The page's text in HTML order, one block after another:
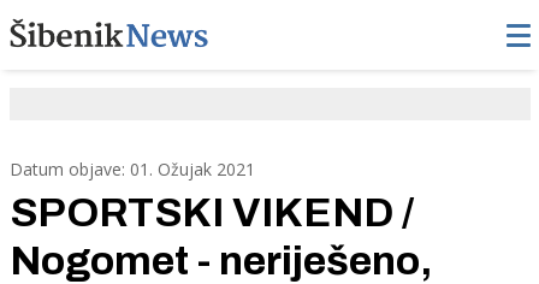
Datum objave: 01. Ožujak 2021
SPORTSKI VIKEND /
Nogomet - neriješeno,